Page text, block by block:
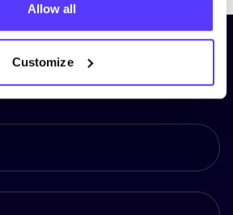
Allow all
CustomizeNewsletter
dem Laufenden!